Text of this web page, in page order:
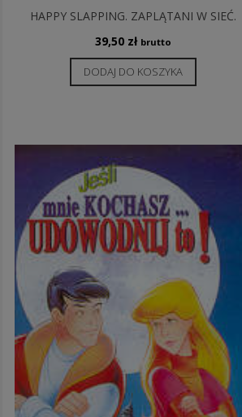
HAPPY SLAPPING. ZAPLĄTANI W SIEĆ.
39,50 zł brutto
DODAJ DO KOSZYKA